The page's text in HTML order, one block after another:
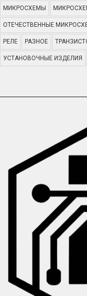
МИКРОСХЕМЫ
ОТЕЧЕСТВЕННЫЕ
РЕЛЕ РАЗНОЕ
УСТАНОВОЧНЫЕ ИЗДЕЛИЯ